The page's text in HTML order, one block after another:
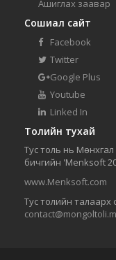
Ашиглах заавар
Сошиал сайт
Facebook
Twitter
Google Plus
Youtube
Linked In
Толийн тухай
Тус толь нь
бичгийн 'Menksoft
www.Menksoft.com
Тус толийн талаарх